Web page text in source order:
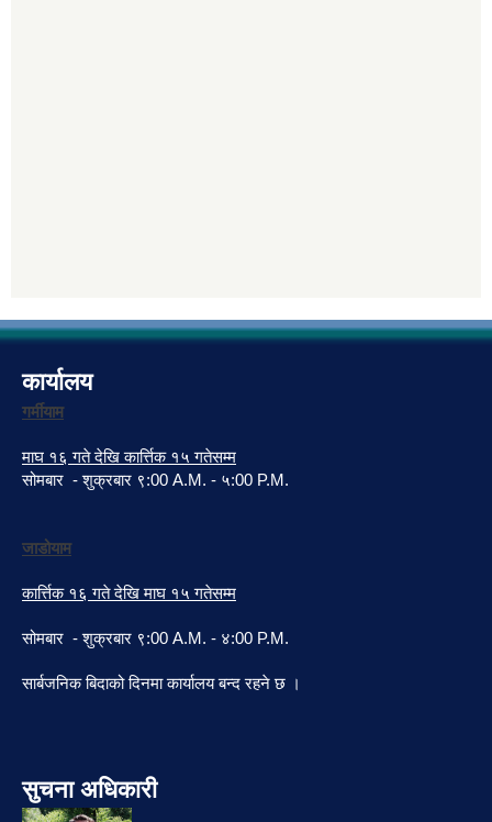
कार्यालय
गर्मीयाम
माघ १६ गते देखि कार्त्तिक १५ गतेसम्म
सोमबार - शुक्रबार ९:00 A.M. - ५:00 P.M.
जाडोयाम
कार्त्तिक १६ गते देखि माघ १५ गतेसम्म
सोमबार - शुक्रबार ९:00 A.M. - ४:00 P.M.
सार्बजनिक बिदाको दिनमा कार्यालय बन्द रहने छ ।
सुचना अधिकारी